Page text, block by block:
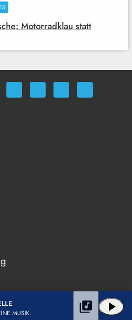
Motorradklau statt
MUSIK. play_arrow
library_music